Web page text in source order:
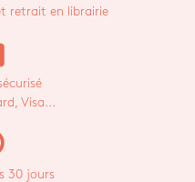
retrait en librairie
Visa...
30 jours